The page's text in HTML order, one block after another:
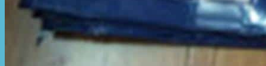
Tin tức
Hoạt động
May bạt mái che
Thi công bạt lót lồ